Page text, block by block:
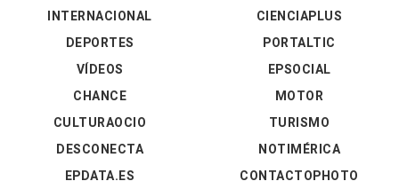
INTERNACIONAL
DEPORTES
VÍDEOS
CIENCIAPLUS
PORTALTIC
EPSOCIAL
CHANCE
CULTURAOCIO
DESCONECTA
EPDATA.ES
MOTOR
TURISMO
NOTIMÉRICA
CONTACTOPHOTO